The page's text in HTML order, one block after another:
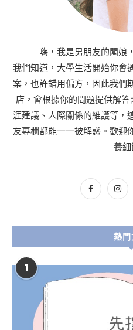
嗨，我是男朋友的闆娘
我們知道，大學生活開始你會
案，也許錯用偏方，因此我們
店，會根據你的問題提供解
涯建議、人際關係的維護等，
友專欄都能一一被解惑。歡迎
養細
熱門
1